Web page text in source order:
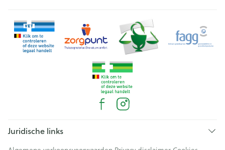
Juridische links